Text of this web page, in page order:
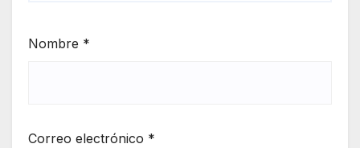
Nombre *
Correo electrónico *